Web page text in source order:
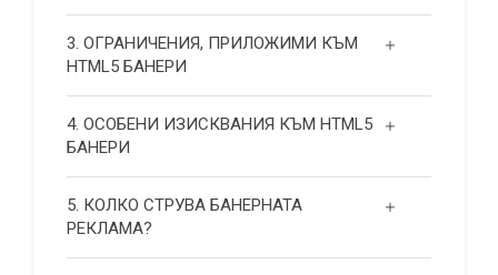
3. ОГРАНИЧЕНИЯ, ПРИЛОЖИМИ КЪМ
HTML5 БАНЕРИ
4. ОСОБЕНИ ИЗИСКВАНИЯ КЪМ HTML5
БАНЕРИ
5. КОЛКО СТРУВА БАНЕРНАТА
РЕКЛАМА?